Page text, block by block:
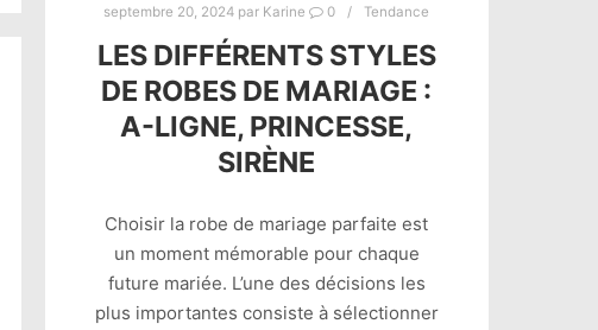
septembre 20, 2024 par Karine 0 Tendance
LES DIFFÉRENTS STYLES
DE ROBES DE MARIAGE :
A-LIGNE, PRINCESSE,
SIRÈNE
Choisir la robe de mariage parfaite est
un moment mémorable pour chaque
future mariée. L’une des décisions les
plus importantes consiste à sélectionner